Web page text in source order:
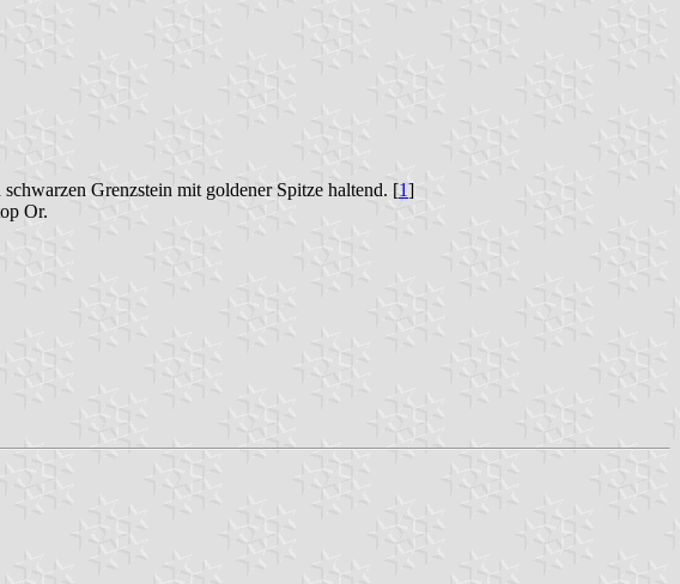
Grenzstein mit goldener Spitze haltend. [1]
Or.